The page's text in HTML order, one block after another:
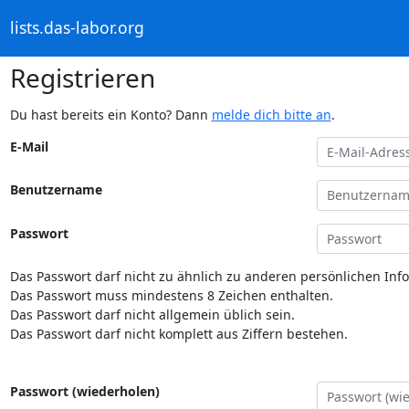
lists.das-labor.org
Registrieren
Du hast bereits ein Konto? Dann melde dich bitte an.
E-Mail
Benutzername
Passwort
Das Passwort darf nicht zu ähnlich zu anderen persönlichen
Das Passwort muss mindestens 8 Zeichen enthalten.
Das Passwort darf nicht allgemein üblich sein.
Das Passwort darf nicht komplett aus Ziffern bestehen.
Passwort (wiederholen)